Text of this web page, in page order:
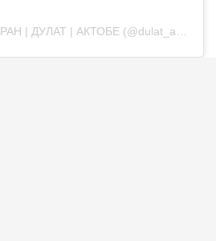
Публикация от РЕСТОРАН | ДУЛАТ | АКТОБЕ (@dulat_aqtobe)